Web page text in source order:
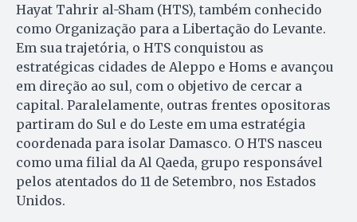
Hayat Tahrir al-Sham (HTS), também conhecido
como Organização para a Libertação do Levante.
Em sua trajetória, o HTS conquistou as
estratégicas cidades de Aleppo e Homs e avançou
em direção ao sul, com o objetivo de cercar a
capital. Paralelamente, outras frentes opositoras
partiram do Sul e do Leste em uma estratégia
coordenada para isolar Damasco. O HTS nasceu
como uma filial da Al Qaeda, grupo responsável
pelos atentados do 11 de Setembro, nos Estados
Unidos.